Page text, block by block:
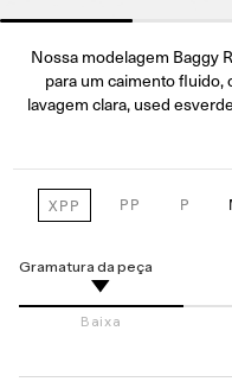
Nossa modelagem Baggy
para um caimento fluido,
lavagem clara, used
XPP PP P
Gramatura da peça